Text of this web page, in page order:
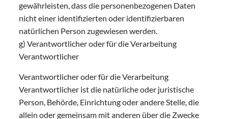
gewährleisten, dass die personenbezogenen Daten
nicht einer identifizierten oder identifizierbaren
natürlichen Person zugewiesen werden.
g) Verantwortlicher oder für die Verarbeitung
Verantwortlicher
Verantwortlicher oder für die Verarbeitung
Verantwortlicher ist die natürliche oder juristische
Person, Behörde, Einrichtung oder andere Stelle, die
allein oder gemeinsam mit anderen über die Zwecke